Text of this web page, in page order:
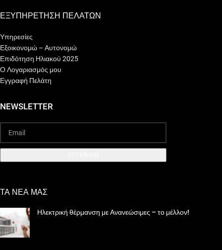
ΕΞΥΠΗΡΕΤΗΣΗ ΠΕΛΑΤΩΝ
Υπηρεσίες
Εξοικονομώ – Αυτονομώ
Επιδότηση Ηλιακού 2025
Ο Λογαριασμός μου
Εγγραφή Πελάτη
NEWSLETTER
ΤΑ ΝΕΑ ΜΑΣ
Ηλεκτρική θέρμανση με Ανανεώσιμες – το μέλλον!